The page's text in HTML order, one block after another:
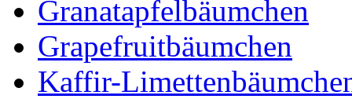
Granatapfelbäumchen
Grapefruitbäumchen
Kaffir-